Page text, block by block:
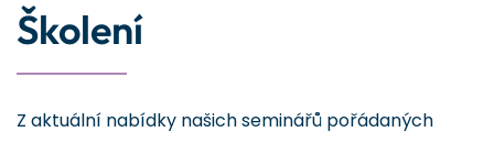
Školení
Z aktuální nabídky našich seminářů pořádaných